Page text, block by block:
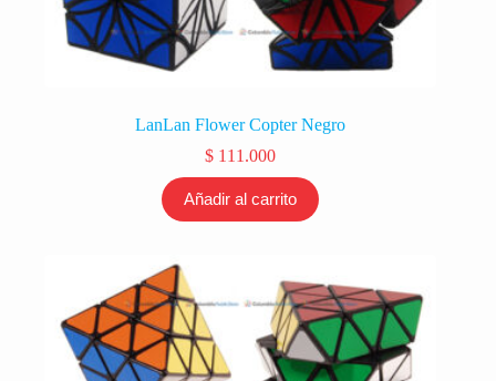
LanLan Flower Copter Negro
$ 111.000
Añadir al carrito